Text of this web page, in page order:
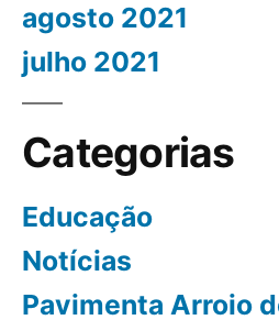
agosto 2021
julho 2021
Categorias
Educação
Notícias
Pavimenta Arroio